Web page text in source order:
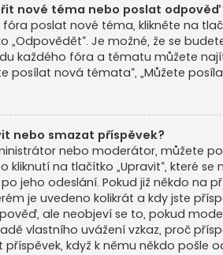
nové téma nebo poslat
poslat nové téma, klikněte na
„Odpovědět“. Je možné, že se
každého fóra a tématu můžete
posílat nová témata“, „Můžete
nebo smazat příspěvek?
nebo moderátor, můžete
kliknutí na tlačítko „Upravit“, které
jeho odeslání. Pokud již někdo na
je uvedeno kolikrát a kdy jste
ale neobjeví se to, pokud
vlastního uvážení vzkaz, proč
když k němu někdo pošle